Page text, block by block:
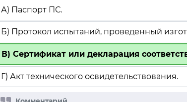
А) Паспорт ПС.
Б) Протокол испытаний, проведенный
В) Сертификат или декларация
Г) Акт технического освидетельствования.